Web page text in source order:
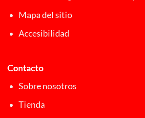
Mapa del sitio
Accesibilidad
Contacto
Sobre nosotros
Tienda